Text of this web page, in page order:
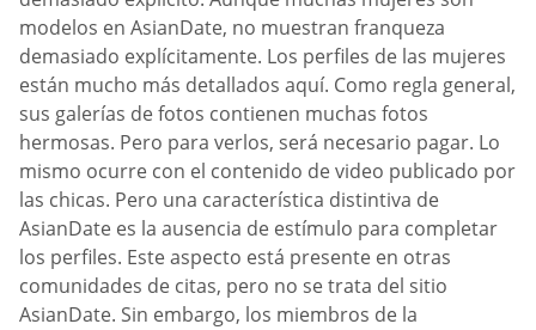
modelos en AsianDate, no muestran franqueza
demasiado explícitamente. Los perfiles de las mujeres
están mucho más detallados aquí. Como regla general,
sus galerías de fotos contienen muchas fotos
hermosas. Pero para verlos, será necesario pagar. Lo
mismo ocurre con el contenido de video publicado por
las chicas. Pero una característica distintiva de
AsianDate es la ausencia de estímulo para completar
los perfiles. Este aspecto está presente en otras
comunidades de citas, pero no se trata del sitio
AsianDate. Sin embargo, los miembros de la